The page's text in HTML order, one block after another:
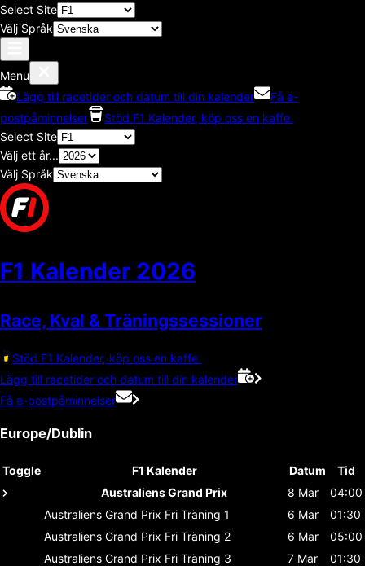
Select Site
Välj Språk
Menu
Lägg till racetider och datum till din kalender
Få e-
postpåminnelser
Stöd F1 Kalender, köp oss en kaffe.
Select Site
Välj ett år...
Välj Språk
F1 Kalender 2026
Race, Kval & Träningssessioner
Stöd F1 Kalender, köp oss en kaffe.
Lägg till racetider och datum till din kalender
Få e-postpåminnelser
Europe/Dublin
Toggle F1 Kalender Datum
Tid
Australiens Grand Prix
8 Mar
04:00
Australiens Grand Prix Fri Träning 1 6 Mar
01:30
Australiens Grand Prix Fri Träning 2 6 Mar
05:00
Australiens Grand Prix Fri Träning 3 7 Mar
01:30